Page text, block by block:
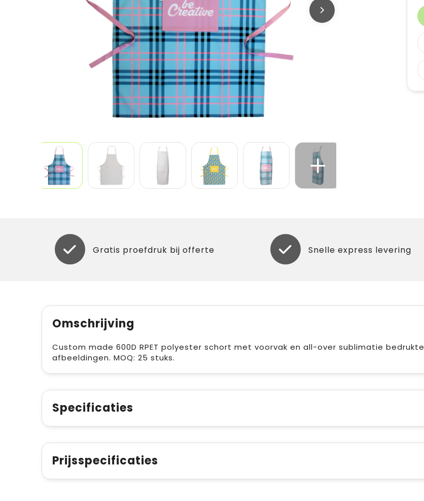
Gratis proefdruk bij offerte Snelle express levering
Omschrijving
Custom made 600D RPET polyester schort met voorvak en all-over sublimatie bedrukte
afbeeldingen. MOQ: 25 stuks.
Specificaties
Prijsspecificaties